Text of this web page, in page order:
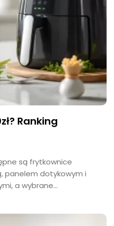
Ranking
są frytkownice
panelem dotykowym i
a wybrane...